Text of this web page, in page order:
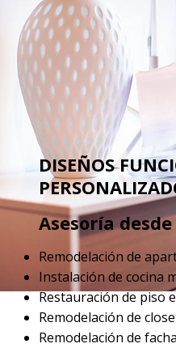
DISEÑOS
Asesoría
Remodelación de
Instalación de cocina
Restauración de piso
Remodelación de
Remodelación de